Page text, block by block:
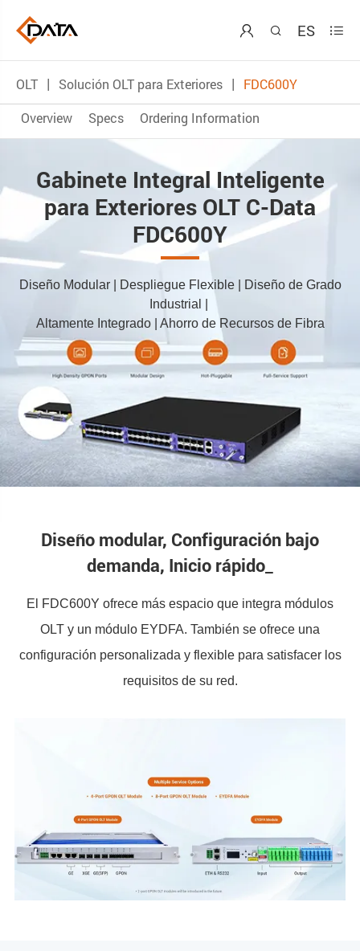
  ES 
OLT Solución OLT para Exteriores
FDC600Y
Overview
Specs Ordering Information
Gabinete Integral Inteligente
para Exteriores OLT C-Data
FDC600Y
Diseño Modular | Despliegue Flexible | Diseño de Grado
Industrial |
Altamente Integrado | Ahorro de Recursos de Fibra
Diseño modular, Configuración bajo
demanda, Inicio rápido_
El FDC600Y ofrece más espacio que integra módulos
OLT y un módulo EYDFA. También se ofrece una
configuración personalizada y flexible para satisfacer los
requisitos de su red.